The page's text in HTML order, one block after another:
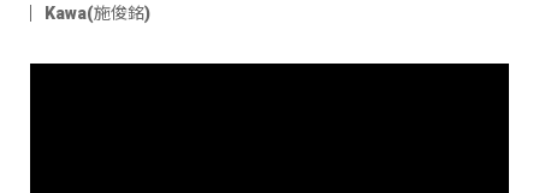
Kawa(施俊銘)